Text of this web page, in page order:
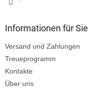
Informationen für Sie
Versand und Zahlungen
Treueprogramm
Kontakte
Über uns